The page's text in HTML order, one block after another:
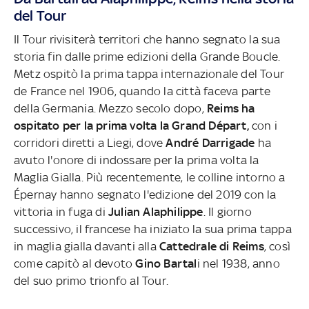
del Tour
Il Tour rivisiterà territori che hanno segnato la sua
storia fin dalle prime edizioni della Grande Boucle.
Metz ospitò la prima tappa internazionale del Tour
de France nel 1906, quando la città faceva parte
della Germania. Mezzo secolo dopo, Reims ha
ospitato per la prima volta la Grand Départ,con i
corridori diretti a Liegi, doveAndré Darrigade ha
avuto l'onore di indossare per la prima volta la
Maglia Gialla. Più recentemente, le colline intorno a
Épernay hanno segnato l'edizione del 2019 con la
vittoria in fuga di Julian Alaphilippe . Il giorno
successivo, il francese ha iniziato la sua prima tappa
in maglia gialla davanti alla Cattedrale di Reims, così
come capitò al devotoGino Bartali nel 1938, anno
del suo primo trionfo al Tour.